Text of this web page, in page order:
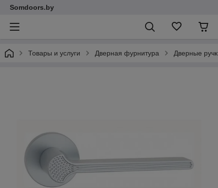
Somdoors.by
Товары и услуги Дверная фурнитура Дверные